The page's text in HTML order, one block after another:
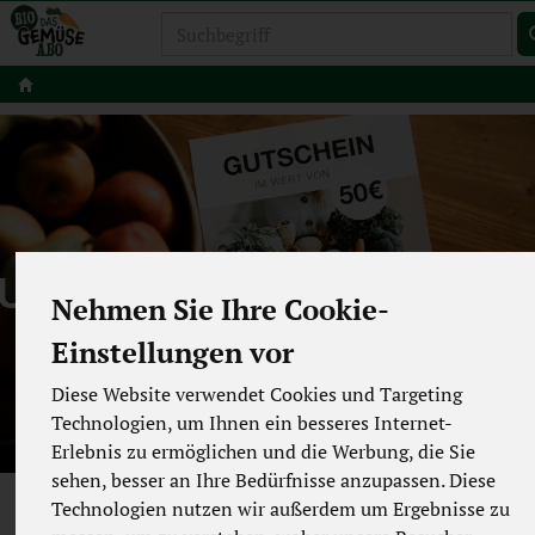
Nehmen Sie Ihre Cookie-
Einstellungen vor
Diese Website verwendet Cookies und Targeting
Technologien, um Ihnen ein besseres Internet-
Erlebnis zu ermöglichen und die Werbung, die Sie
sehen, besser an Ihre Bedürfnisse anzupassen. Diese
Technologien nutzen wir außerdem um Ergebnisse zu
&